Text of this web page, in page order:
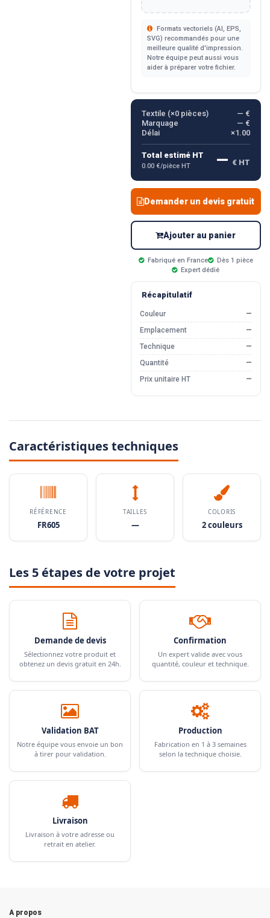
Formats vectoriels (AI, EPS,
SVG) recommandés pour une
meilleure qualité d'impression.
Notre équipe peut aussi vous
aider à préparer votre fichier.
Textile (×0pièces)
— €
Marquage
— €
Délai
×1.00
Total estimé HT
0.00 €/pièce HT — € HT
Demander un devis gratuit
Ajouter au panier
Fabriqué en France
Dès 1 pièce
Expert dédié
Récapitulatif
Couleur
—
Emplacement
—
Technique
—
Quantité
—
Prix unitaire HT
—
Caractéristiques techniques
RÉFÉRENCE
FR605
TAILLES
—
COLORIS
2 couleurs
Les 5 étapes de votre projet
Demande de devis
Sélectionnez votre produit et
obtenez un devis gratuit en 24h.
Confirmation
Un expert valide avec vous
quantité, couleur et technique.
Validation BAT
Notre équipe vous envoie un bon
à tirer pour validation.
Production
Fabrication en 1 à 3 semaines
selon la technique choisie.
Livraison
Livraison à votre adresse ou
retrait en atelier.
A propos